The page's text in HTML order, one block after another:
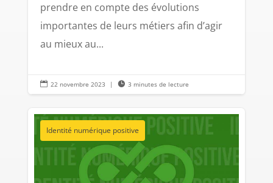
prendre en compte des évolutions
importantes de leurs métiers afin d’agir
au mieux au...
 22 novembre 2023 |  3 minutes de lecture
Identité numérique positive